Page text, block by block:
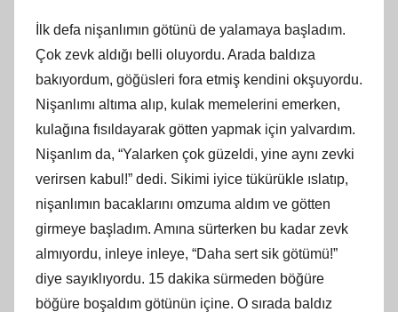
İlk defa nişanlımın götünü de yalamaya başladım.
Çok zevk aldığı belli oluyordu. Arada baldıza
bakıyordum, göğüsleri fora etmiş kendini okşuyordu.
Nişanlımı altıma alıp, kulak memelerini emerken,
kulağına fısıldayarak götten yapmak için yalvardım.
Nişanlım da, “Yalarken çok güzeldi, yine aynı zevki
verirsen kabul!” dedi. Sikimi iyice tükürükle ıslatıp,
nişanlımın bacaklarını omzuma aldım ve götten
girmeye başladım. Amına sürterken bu kadar zevk
almıyordu, inleye inleye, “Daha sert sik götümü!”
diye sayıklıyordu. 15 dakika sürmeden böğüre
böğüre boşaldım götünün içine. O sırada baldız